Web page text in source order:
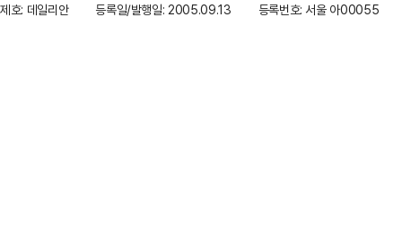
제호: 데일리안
등록일/발행일: 2005.09.13 등록번호: 서울 아00055